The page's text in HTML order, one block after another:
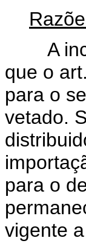
A
que o
para o
vetado.
para o
vigente